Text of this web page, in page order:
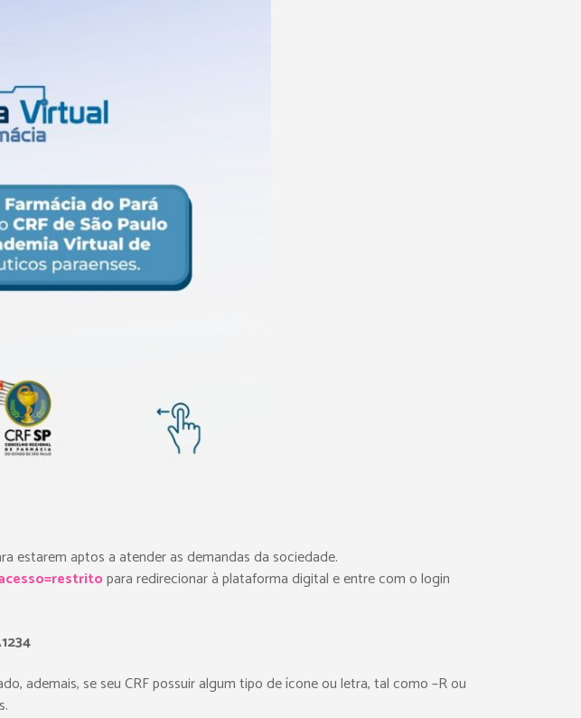
estarem aptos a atender as demandas da sociedade.
para redirecionar à plataforma digital e entre com o login
ademais, se seu CRF possuir algum tipo de ícone ou letra, tal como –R ou